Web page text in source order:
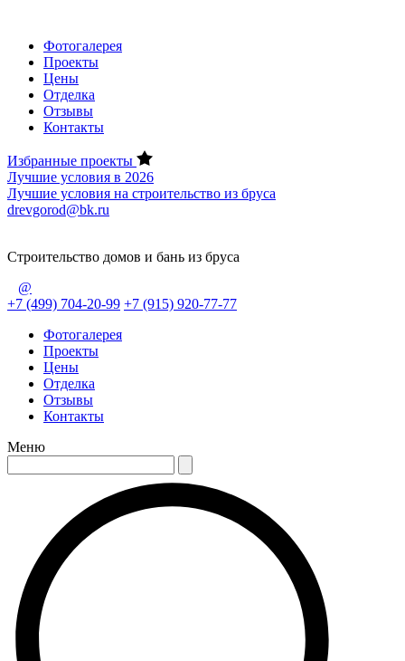
Фотогалерея
Проекты
Цены
Отделка
Отзывы
Контакты
Избранные проекты
Лучшие условия в 2026
Лучшие условия на строительство из бруса
drevgorod@bk.ru
Строительство домов и бань из бруса
@
+7 (499) 704-20-99 +7 (915) 920-77-77
Фотогалерея
Проекты
Цены
Отделка
Отзывы
Контакты
Меню